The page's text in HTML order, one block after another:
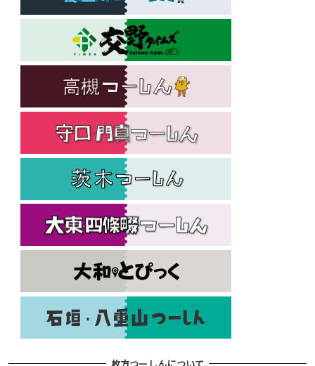
枚方つーしんについて